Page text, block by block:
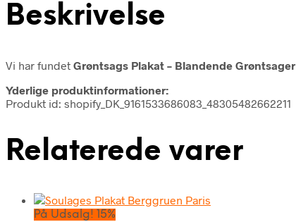
Beskrivelse
Vi har fundet Grøntsags Plakat – Blandende Grøntsager
Yderlige produktinformationer:
Produkt id: shopify_DK_9161533686083_48305482662211
Relaterede varer
På Udsalg! 15%